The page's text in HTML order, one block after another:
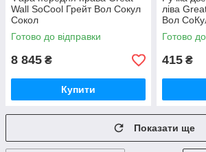
Wall SoCool Грейт Вол Сокул
Сокол
Готово до відправки
8 845 ₴
Купити
ліва
Вол
Готово
415 ₴
Показати ще